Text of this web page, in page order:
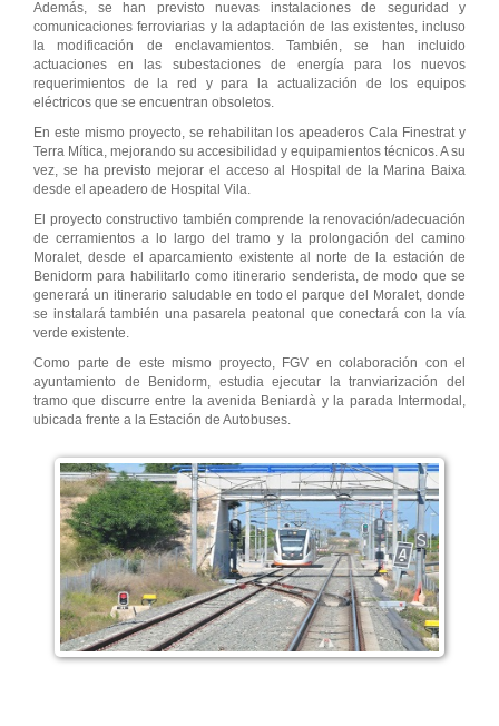
Además, se han previsto nuevas instalaciones de seguridad y
comunicaciones ferroviarias y la adaptación de las existentes, incluso
la modificación de enclavamientos. También, se han incluido
actuaciones en las subestaciones de energía para los nuevos
requerimientos de la red y para la actualización de los equipos
eléctricos que se encuentran obsoletos.
En este mismo proyecto, se rehabilitan los apeaderos Cala Finestrat y
Terra Mítica, mejorando su accesibilidad y equipamientos técnicos. A su
vez, se ha previsto mejorar el acceso al Hospital de la Marina Baixa
desde el apeadero de Hospital Vila.
El proyecto constructivo también comprende la renovación/adecuación
de cerramientos a lo largo del tramo y la prolongación del camino
Moralet, desde el aparcamiento existente al norte de la estación de
Benidorm para habilitarlo como itinerario senderista, de modo que se
generará un itinerario saludable en todo el parque del Moralet, donde
se instalará también una pasarela peatonal que conectará con la vía
verde existente.
Como parte de este mismo proyecto, FGV en colaboración con el
ayuntamiento de Benidorm, estudia ejecutar la tranviarización del
tramo que discurre entre la avenida Beniardà y la parada Intermodal,
ubicada frente a la Estación de Autobuses.